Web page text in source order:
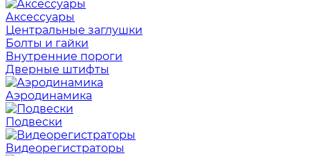
Аксессуары
Центральные заглушки
Болты и гайки
Внутренние пороги
Дверные штифты
Аэродинамика
Подвески
Видеорегистраторы